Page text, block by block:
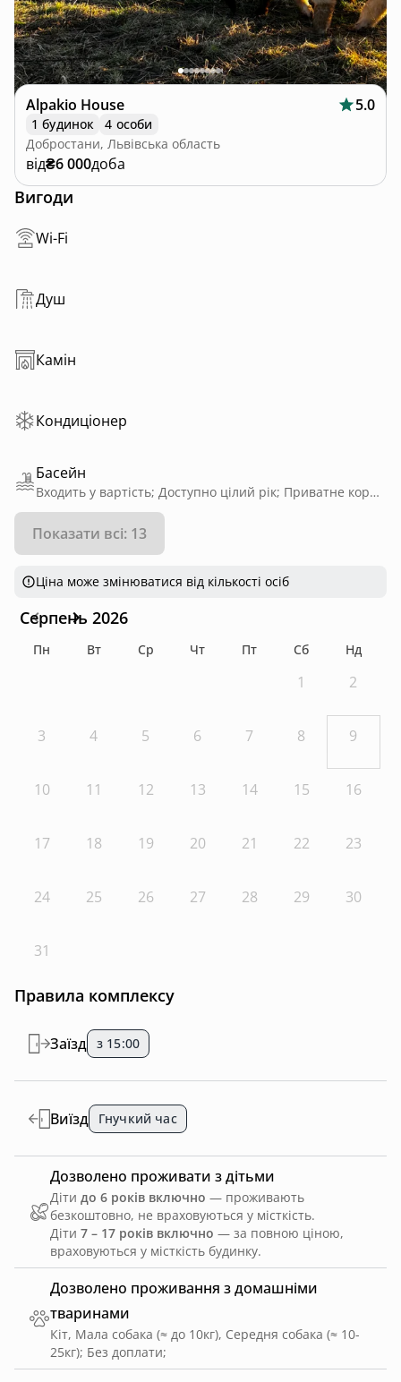
Alpakio House 5.0
1 будинок
4 особи
Добростани, Львівська область
від₴6 000доба
Вигоди
Wi-Fi
Душ
Камін
Кондиціонер
Басейн
Входить у вартість; Доступно цілий рік; Приватне користування; З підігрівом
Показати всі: 13
Ціна може змінюватися від кількості осіб
Серпень 2026
Пн Вт Ср Чт Пт Сб Нд
1 2
3 4 5 6 7 8 9
10 11 12 13 14 15 16
17 18 19 20 21 22 23
24 25 26 27 28 29 30
31
Правила комплексу
Дозволено проживання з домашніми
тваринами
Кіт, Мала собака (≈ до 10кг), Середня собака (≈ 10-
25кг); Без доплати;
Заїзд з 15:00
Виїзд Гнучкий час
Дозволено проживати з дітьми
Діти до 6 років включно — проживають
безкоштовно, не враховуються у місткість.
Діти 7 – 17 років включно — за повною ціною,
враховуються у місткість будинку.